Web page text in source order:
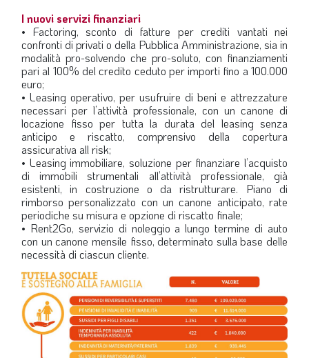
I nuovi servizi finanziari
• Factoring, sconto di fatture per crediti vantati nei
confronti di privati o della Pubblica Amministrazione, sia in
modalità pro-solvendo che pro-soluto, con finanziamenti
pari al 100% del credito ceduto per importi fino a 100.000
euro;
• Leasing operativo, per usufruire di beni e attrezzature
necessari per l’attività professionale, con un canone di
locazione fisso per tutta la durata del leasing senza
anticipo e riscatto, comprensivo della copertura
assicurativa all risk;
• Leasing immobiliare, soluzione per finanziare l’acquisto
di immobili strumentali all’attività professionale, già
esistenti, in costruzione o da ristrutturare. Piano di
rimborso personalizzato con un canone anticipato, rate
periodiche su misura e opzione di riscatto finale;
• Rent2Go, servizio di noleggio a lungo termine di auto
con un canone mensile fisso, determinato sulla base delle
necessità di ciascun cliente.